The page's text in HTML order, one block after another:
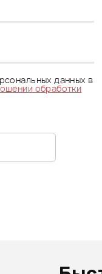
данных в
обработки